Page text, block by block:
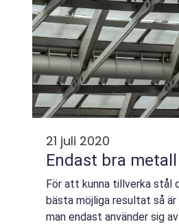
21 juli 2020
Endast bra metall
För att kunna tillverka stål
bästa möjliga resultat så
man endast använder sig